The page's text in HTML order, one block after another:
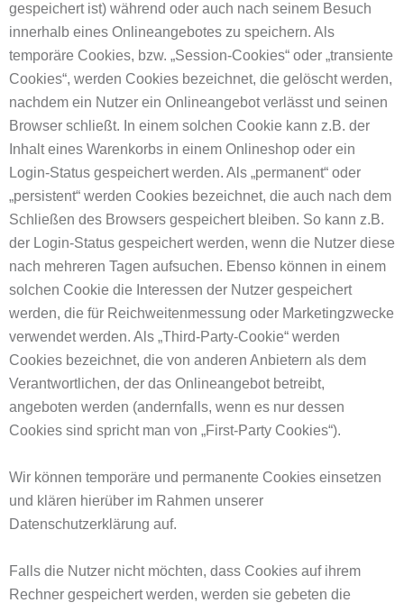
gespeichert ist) während oder auch nach seinem Besuch
innerhalb eines Onlineangebotes zu speichern. Als
temporäre Cookies, bzw. „Session-Cookies“ oder „transiente
Cookies“, werden Cookies bezeichnet, die gelöscht werden,
nachdem ein Nutzer ein Onlineangebot verlässt und seinen
Browser schließt. In einem solchen Cookie kann z.B. der
Inhalt eines Warenkorbs in einem Onlineshop oder ein
Login-Status gespeichert werden. Als „permanent“ oder
„persistent“ werden Cookies bezeichnet, die auch nach dem
Schließen des Browsers gespeichert bleiben. So kann z.B.
der Login-Status gespeichert werden, wenn die Nutzer diese
nach mehreren Tagen aufsuchen. Ebenso können in einem
solchen Cookie die Interessen der Nutzer gespeichert
werden, die für Reichweitenmessung oder Marketingzwecke
verwendet werden. Als „Third-Party-Cookie“ werden
Cookies bezeichnet, die von anderen Anbietern als dem
Verantwortlichen, der das Onlineangebot betreibt,
angeboten werden (andernfalls, wenn es nur dessen
Cookies sind spricht man von „First-Party Cookies“).
Wir können temporäre und permanente Cookies einsetzen
und klären hierüber im Rahmen unserer
Datenschutzerklärung auf.
Falls die Nutzer nicht möchten, dass Cookies auf ihrem
Rechner gespeichert werden, werden sie gebeten die